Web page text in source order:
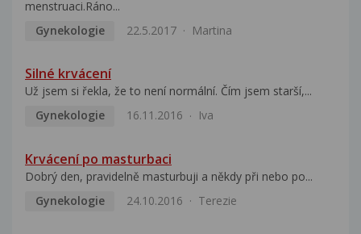
menstruaci.Ráno...
Gynekologie
22.5.2017 Martina
Silné krvácení
Už jsem si řekla, že to není normální. Čím jsem starší,...
Gynekologie
16.11.2016 Iva
Krvácení po masturbaci
Dobrý den, pravidelně masturbuji a někdy při nebo po...
Gynekologie
24.10.2016 Terezie